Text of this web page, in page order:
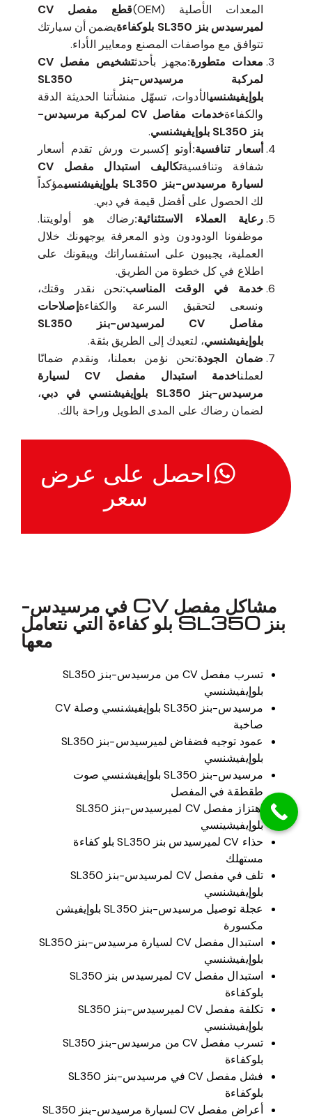
المعدات الأصلية (OEM)
قطع مفصل CV
لميرسيدس بنز SL350 بلوكفاءة
يضمن أن سيارتك
تتوافق مع مواصفات المصنع ومعايير الأداء.
معدات متطورة:مجهز بأحدث
تشخيص مفصل CV
لمركبة مرسيدس-بنز SL350
بلوإيفيشنسيالأدوات، تسهّل منشأتنا الحديثة الدقة
والكفاءة
خدمات مفاصل CV لمركبة مرسيدس-
بنز SL350 بلوإيفيشنسي
.
أسعار تنافسية:أوتو إكسبرت ورش تقدم أسعار
شفافة وتنافسية
تكاليف استبدال مفصل CV
لسيارة مرسيدس-بنز SL350 بلوإيفيشنسي
مؤكداً
لك الحصول على أفضل قيمة في دبي.
رعاية العملاء الاستثنائية:رضاك هو أولويتنا.
موظفونا الودودون وذو المعرفة يوجهونك خلال
العملية، يجيبون على استفساراتك ويبقونك على
اطلاع في كل خطوة من الطريق.
خدمة في الوقت المناسب:نحن نقدر وقتك،
ونسعى لتحقيق السرعة والكفاءةإصلاحات
مفاصل CV لمرسيدس-بنز SL350
بلوإيفيشنسي، لتعيدك إلى الطريق بثقة.
ضمان الجودة:نحن نؤمن بعملنا، ونقدم ضمانًا
لعملنا
خدمة استبدال مفصل CV لسيارة
مرسيدس-بنز SL350 بلوإيفيشنسي في دبي
،
لضمان رضاك على المدى الطويل وراحة بالك.
احصل على عرض
سعر
مشاكل مفصل CV في مرسيدس-
بنز SL350 بلو كفاءة التي نتعامل
معها
تسرب مفصل CV من مرسيدس-بنز SL350
بلوإيفيشنسي
مرسيدس-بنز SL350 بلوإيفيشنسي وصلة CV
صاخبة
عمود توجيه فضفاض لميرسيدس-بنز SL350
بلوإيفيشنسي
مرسيدس-بنز SL350 بلوإيفيشنسي صوت
طقطقة في المفصل
اهتزاز مفصل CV لميرسيدس-بنز SL350
بلوإيفيشينسي
حذاء CV لميرسيدس بنز SL350 بلو كفاءة
مستهلك
تلف في مفصل CV لمرسيدس-بنز SL350
بلوإيفيشنسي
عجلة توصيل مرسيدس-بنز SL350 بلوإيفيشن
مكسورة
استبدال مفصل CV لسيارة مرسيدس-بنز SL350
بلوإيفيشنسي
استبدال مفصل CV لميرسيدس بنز SL350
بلوكفاءة
تكلفة مفصل CV لميرسيدس-بنز SL350
بلوإيفيشنسي
تسرب مفصل CV من مرسيدس-بنز SL350
بلوكفاءة
فشل مفصل CV في مرسيدس-بنز SL350
بلوكفاءة
أعراض مفصل CV لسيارة مرسيدس-بنز SL350